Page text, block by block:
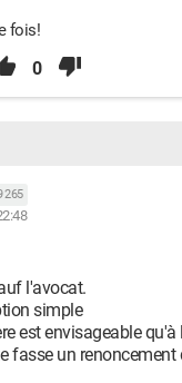
fois!
0
265
l'avocat.
simple
est envisageable
fasse un renoncement